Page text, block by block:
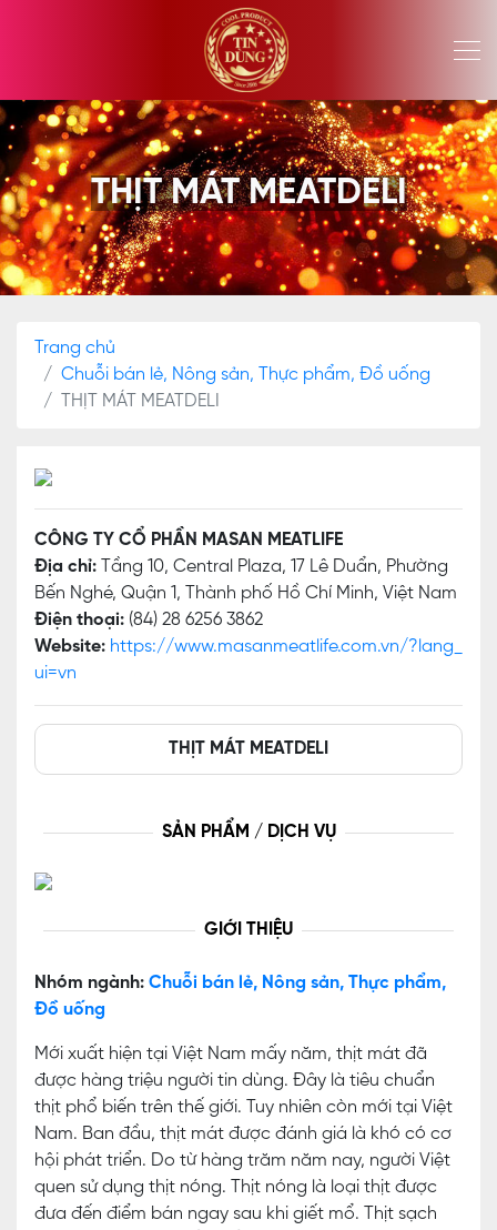
THỊT MÁT MEATDELI
Trang chủ
Chuỗi bán lẻ, Nông sản, Thực phẩm, Đồ uống
THỊT MÁT MEATDELI
CÔNG TY CỔ PHẦN MASAN MEATLIFE
Địa chỉ: Tầng 10, Central Plaza, 17 Lê Duẩn, Phường
Bến Nghé, Quận 1, Thành phố Hồ Chí Minh, Việt Nam
Điện thoại: (84) 28 6256 3862
Website: https://www.masanmeatlife.com.vn/?lang_
ui=vn
THỊT MÁT MEATDELI
SẢN PHẨM / DỊCH VỤ
GIỚI THIỆU
Nhóm ngành: Chuỗi bán lẻ, Nông sản, Thực phẩm,
Đồ uống
Mới xuất hiện tại Việt Nam mấy năm, thịt mát đã
được hàng triệu người tin dùng. Đây là tiêu chuẩn
thịt phổ biến trên thế giới. Tuy nhiên còn mới tại Việt
Nam. Ban đầu, thịt mát được đánh giá là khó có cơ
hội phát triển. Do từ hàng trăm năm nay, người Việt
quen sử dụng thịt nóng. Thịt nóng là loại thịt được
đưa đến điểm bán ngay sau khi giết mổ. Thịt sạch